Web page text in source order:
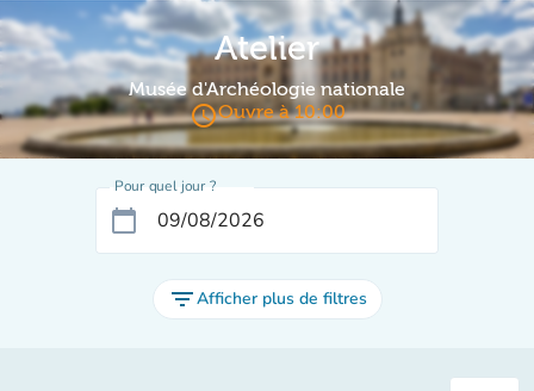
Atelier
Musée d'Archéologie nationale
access_timeOuvre à 10:00
Pour quel jour ?
calendar_today
filter_listAfficher plus de filtres